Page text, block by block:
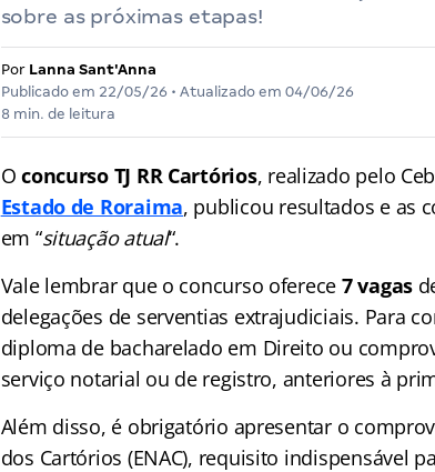
sobre as próximas etapas!
Por Lanna Sant'Anna
Publicado em 22/05/26 • Atualizado em 04/06/26
8 min. de leitura
Oconcurso TJ RR Cartórios, realizado pelo
Estado de Roraima, publicou resultados e as
em “situação atual“.
Vale lembrar que o concurso oferece 7 vagas
delegações de serventias extrajudiciais. Para
diploma de bacharelado em Direito ou
serviço notarial ou de registro, anteriores à
Além disso, é obrigatório apresentar o
dos Cartórios (ENAC), requisito indispensável